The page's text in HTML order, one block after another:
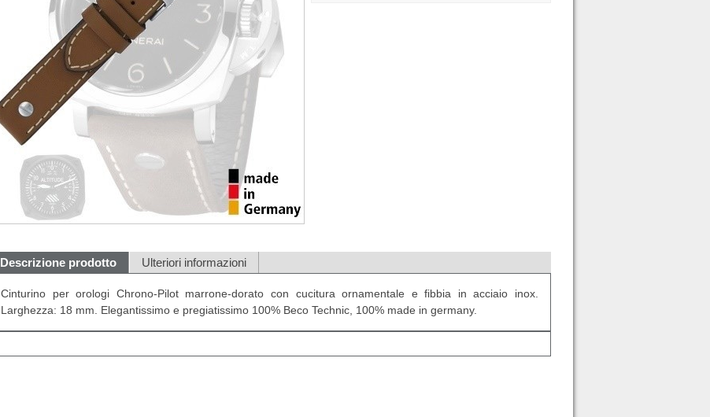
Descrizione prodotto Ulteriori informazioni
Cinturino per orologi Chrono-Pilot marrone-dorato con cucitura ornamentale e fibbia in acciaio inox.
Larghezza: 18 mm. Elegantissimo e pregiatissimo 100% Beco Technic, 100% made in germany.